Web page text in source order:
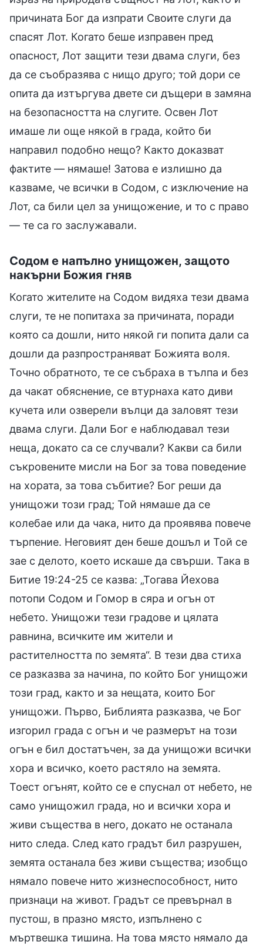
причината Бог да изпрати Своите слуги да
спасят Лот. Когато беше изправен пред
опасност, Лот защити тези двама слуги, без
да се съобразява с нищо друго; той дори се
опита да изтъргува двете си дъщери в замяна
на безопасността на слугите. Освен Лот
имаше ли още някой в града, който би
направил подобно нещо? Както доказват
фактите — нямаше! Затова е излишно да
казваме, че всички в Содом, с изключение на
Лот, са били цел за унищожение, и то с право
— те са го заслужавали.
Содом е напълно унищожен, защото
накърни Божия гняв
Когато жителите на Содом видяха тези двама
слуги, те не попитаха за причината, поради
която са дошли, нито някой ги попита дали са
дошли да разпространяват Божията воля.
Точно обратното, те се събраха в тълпа и без
да чакат обяснение, се втурнаха като диви
кучета или озверели вълци да заловят тези
двама слуги. Дали Бог е наблюдавал тези
неща, докато са се случвали? Какви са били
съкровените мисли на Бог за това поведение
на хората, за това събитие? Бог реши да
унищожи този град; Той нямаше да се
колебае или да чака, нито да проявява повече
търпение. Неговият ден беше дошъл и Той се
зае с делото, което искаше да свърши. Така в
Битие 19:24-25 се казва: „Тогава Йехова
потопи Содом и Гомор в сяра и огън от
небето. Унищожи тези градове и цялата
равнина, всичките им жители и
растителността по земята“. В тези два стиха
се разказва за начина, по който Бог унищожи
този град, както и за нещата, които Бог
унищожи. Първо, Библията разказва, че Бог
изгорил града с огън и че размерът на този
огън е бил достатъчен, за да унищожи всички
хора и всичко, което растяло на земята.
Тоест огънят, който се е спуснал от небето, не
само унищожил града, но и всички хора и
живи същества в него, докато не останала
нито следа. След като градът бил разрушен,
земята останала без живи същества; изобщо
нямало повече нито жизнеспособност, нито
признаци на живот. Градът се превърнал в
пустош, в празно място, изпълнено с
мъртвешка тишина. На това място нямало да